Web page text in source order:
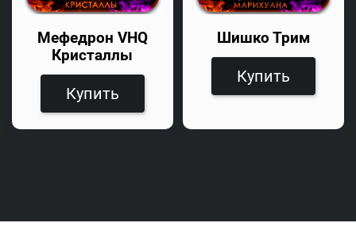
Мефедрон VHQ
Кристаллы
Купить
Шишко Трим
Купить